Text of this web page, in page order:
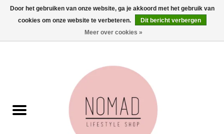
0 Artikelen - €0,00
Aan tafel
Door het gebruiken van onze website, ga je akkoord met het gebruik van
cookies om onze website te verbeteren.
Dit bericht verbergen
Meer over cookies »